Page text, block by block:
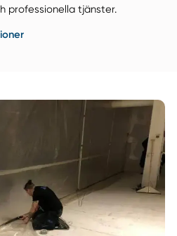
professionella tjänster.